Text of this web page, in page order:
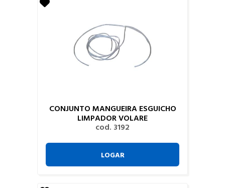
CONJUNTO MANGUEIRA ESGUICHO
LIMPADOR VOLARE
cod. 3192
LOGAR